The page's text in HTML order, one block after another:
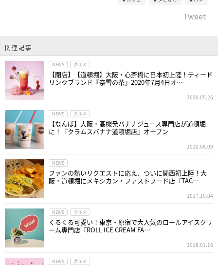
Tweet
関連記事
NEWS グルメ
【閉店】【道頓堀】大阪・心斎橋に日本初上陸！ティード
リンクブランド『奈雪の茶』2020年7月4日オ…
2020.05.26
NEWS グルメ
【なんば】大阪・高槻発バナナジュース専門店が道頓堀
に！『クラムスバナナ道頓堀店』オープン
2020.06.09
NEWS
ファンの熱いリクエストに応え、ついに関西初上陸！大
阪・道頓堀にメキシカン・ファストフード店『TAC…
2017.10.04
NEWS グルメ
くるくる可愛い！東京・原宿で大人気のロールアイスクリ
ーム専門店『ROLL ICE CREAM FA…
2018.01.16
NEWS グルメ